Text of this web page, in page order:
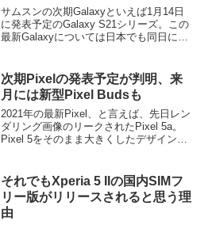
ク
サムスンの次期Galaxyといえば1月14日
に発表予定のGalaxy S21シリーズ。この
最新Galaxyについては日本でも同日に正
Galaxyフラッグシップに...
次期Pixelの発表予定が判明、来
月には新型Pixel Budsも
2021年の最新Pixel、と言えば、先日レン
ダリング画像のリークされたPixel 5a。
Pixel 5をそのまま大きくしたデザインで
分が大半となっています。そんな中、...
それでもXperia 5 IIの国内SIMフ
リー版がリリースされると思う理
由